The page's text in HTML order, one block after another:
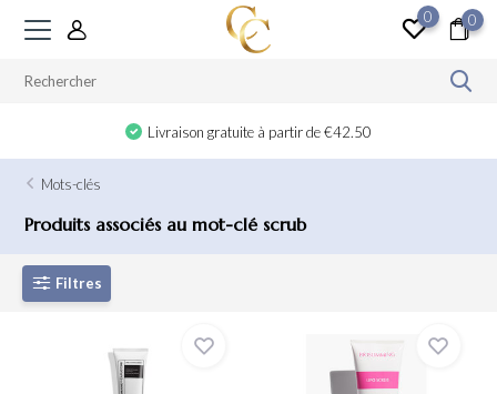
0 0
Livraison gratuite à partir de €42.50
Mots-clés
Produits associés au mot-clé scrub
Filtres